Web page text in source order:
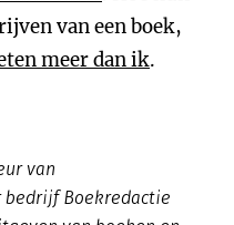
van een boek,
meer dan ik.
van
bedrijf Boekredactie